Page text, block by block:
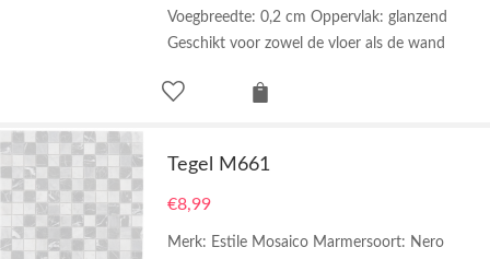
Voegbreedte: 0,2 cm Oppervlak: glanzend
Geschikt voor zowel de vloer als de wand
Tegel M661
€8,99
Merk: Estile Mosaico Marmersoort: Nero